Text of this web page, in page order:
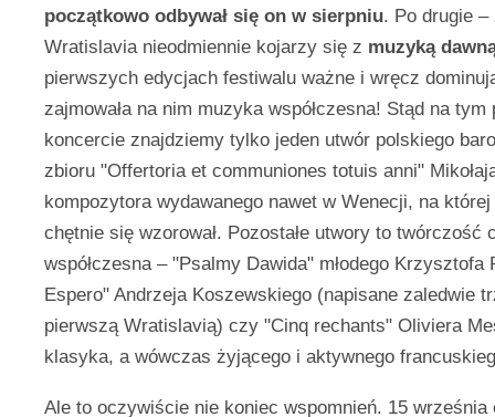
początkowo odbywał się on w sierpniu. Po drugie
Wratislavia nieodmiennie kojarzy się z muzyką
pierwszych edycjach festiwalu ważne i wręcz
zajmowała na nim muzyka współczesna! Stąd na tym
koncercie znajdziemy tylko jeden utwór polskiego
zbioru "Offertoria et communiones totuis anni"
kompozytora wydawanego nawet w Wenecji, na
chętnie się wzorował. Pozostałe utwory to twórczość
współczesna – "Psalmy Dawida" młodego Krzysztofa
Espero" Andrzeja Koszewskiego (napisane zaledwie
pierwszą Wratislavią) czy "Cinq rechants" Oliviera
klasyka, a wówczas żyjącego i aktywnego
Ale to oczywiście nie koniec wspomnień. 15 września